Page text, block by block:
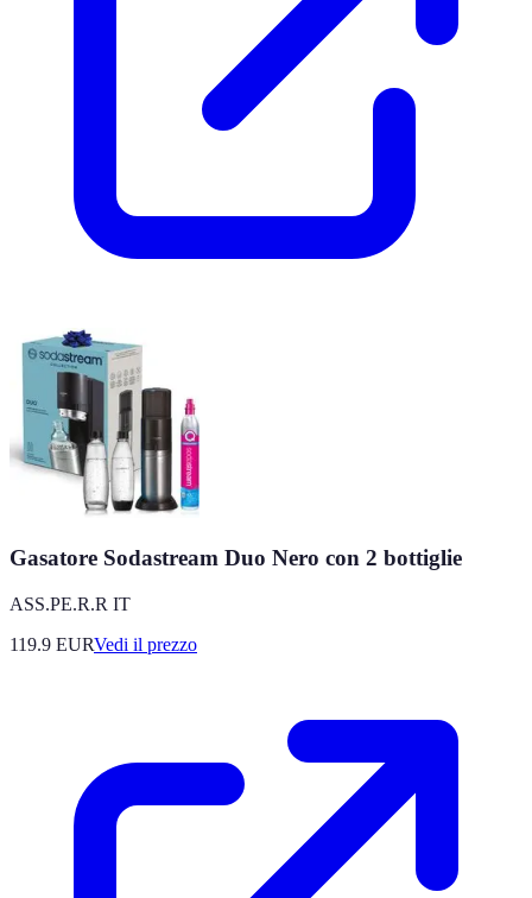
Gasatore Sodastream Duo Nero con 2 bottiglie
ASS.PE.R.R IT
119.9 EURVedi il prezzo